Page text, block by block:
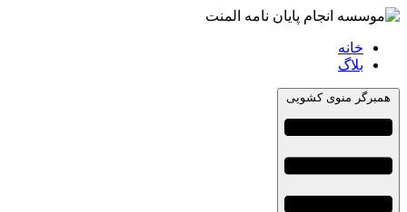
خانه
بلاگ
همبرگر منوی کشویی